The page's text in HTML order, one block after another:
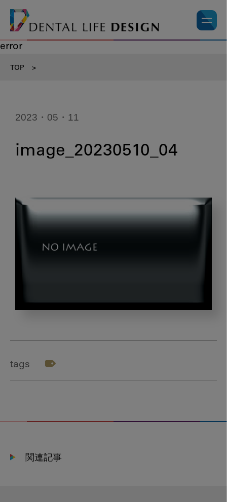
error
TOP >
2023・05・11
image_20230510_04
tags
関連記事